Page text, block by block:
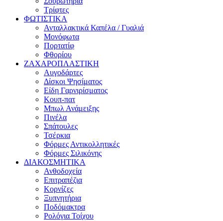
Τρίφτες
ΦΩΤΙΣΤΙΚΑ
Ανταλλακτικά Καπέλα / Γυαλιά
Μονόφωτα
Πορτατίφ
Φθορίου
ΖΑΧΑΡΟΠΛΑΣΤΙΚΗ
Αυγοδάρτες
Δίσκοι Ψησίματος
Είδη Γαρνιρίσματος
Κουπ-πατ
Μπωλ Ανάμειξης
Πινέλα
Σπάτουλες
Τσέρκια
Φόρμες Αντικολλητικές
Φόρμες Σιλικόνης
ΔΙΑΚΟΣΜΗΤΙΚΑ
Ανθοδοχεία
Επιτραπέζια
Κορνίζες
Ξυπνητήρια
Ποδόμακτρα
Ρολόγια Τοίχου